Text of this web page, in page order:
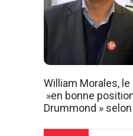
William Morales, le
»en bonne
Drummond »